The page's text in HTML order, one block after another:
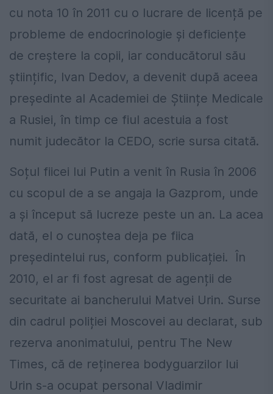
cu nota 10 în 2011 cu o lucrare de licență pe
probleme de endocrinologie și deficiențe
de creștere la copii, iar conducătorul său
științific, Ivan Dedov, a devenit după aceea
președinte al Academiei de Științe Medicale
a Rusiei, în timp ce fiul acestuia a fost
numit judecător la CEDO, scrie sursa citată.
Soțul fiicei lui Putin a venit în Rusia în 2006
cu scopul de a se angaja la Gazprom, unde
a și început să lucreze peste un an. La acea
dată, el o cunoștea deja pe fiica
președintelui rus, conform publicației. În
2010, el ar fi fost agresat de agenții de
securitate ai bancherului Matvei Urin. Surse
din cadrul poliției Moscovei au declarat, sub
rezerva anonimatului, pentru The New
Times, că de reținerea bodyguarzilor lui
Urin s-a ocupat personal Vladimir